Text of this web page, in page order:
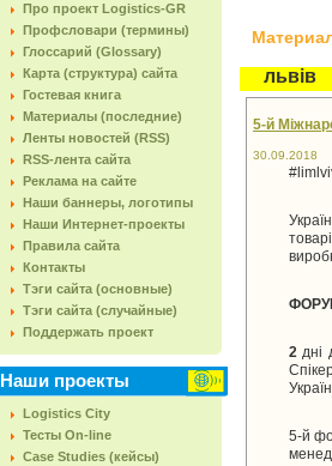
Про проект Logistics-GR
Профсловари (термины)
Глоссарий (Glossary)
Карта (структура) сайта
Гостевая книга
Материалы (последние)
Ленты новостей (RSS)
RSS-лента сайта
Реклама на сайте
Наши баннеры, логотипы
Наши Интернет-проекты
Правила сайта
Контакты
Тэги сайта (основные)
Тэги сайта (случайные)
Поддержать проект
Наши проекты
Logistics City
Тесты On-line
Case Studies (кейсы)
львів
5-й
30.09.2018
2 дні
5-й